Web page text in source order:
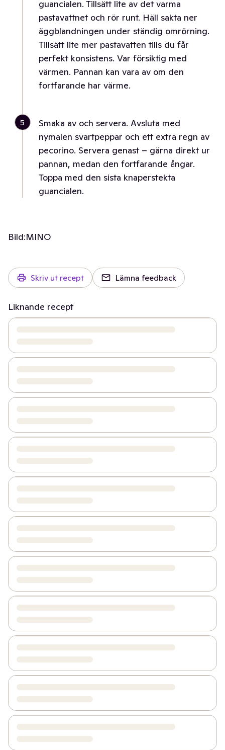
guancialen. Tillsätt lite av det varma
pastavattnet och rör runt. Häll sakta ner
äggblandningen under ständig omrörning.
Tillsätt lite mer pastavatten tills du får
perfekt konsistens. Var försiktig med
värmen. Pannan kan vara av om den
fortfarande har värme.
5
Smaka av och servera. Avsluta med
nymalen svartpeppar och ett extra regn av
pecorino. Servera genast – gärna direkt ur
pannan, medan den fortfarande ångar.
Toppa med den sista knaperstekta
guancialen.
Bild:MINO
Skriv ut recept Lämna feedback
Liknande recept